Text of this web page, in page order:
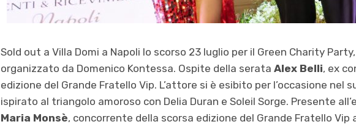
Sold out a Villa Domi a Napoli lo scorso 23 luglio per il Green Charity
organizzato da Domenico Kontessa. Ospite della serata Alex Belli, ex
edizione del Grande Fratello Vip. L’attore si è esibito per l’occasione nel
ispirato al triangolo amoroso con Delia Duran e Soleil Sorge. Presente
Maria Monsè, concorrente della scorsa edizione del Grande Fratello Vip